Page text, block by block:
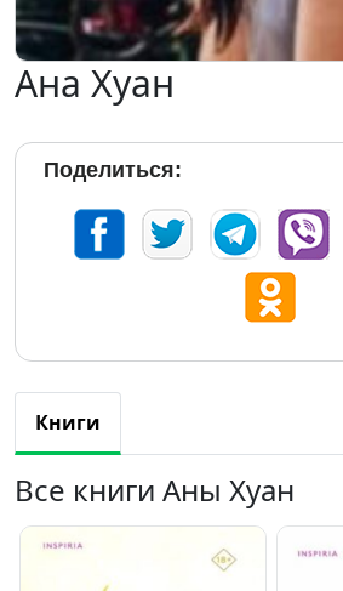
Ана Хуан
Поделиться:
Книги
Все книги Аны Хуан